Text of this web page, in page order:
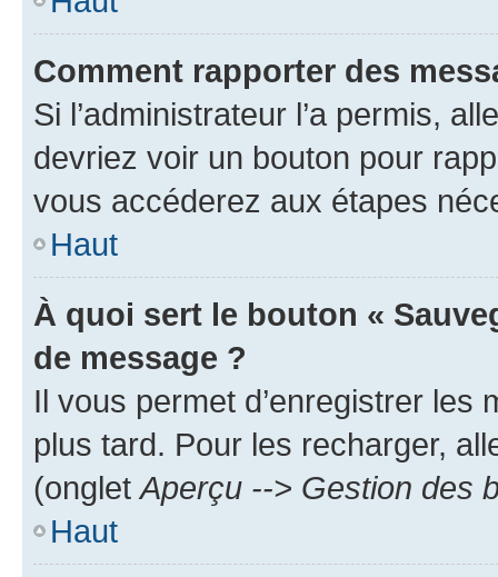
Comment rapporter des
Si l’administrateur l’a permis,
devriez voir un bouton pour
vous accéderez aux étapes
Haut
À quoi sert le bouton «
de message ?
Il vous permet d’enregistrer
plus tard. Pour les recharger,
(ongletAperçu --> Gestion des
Haut